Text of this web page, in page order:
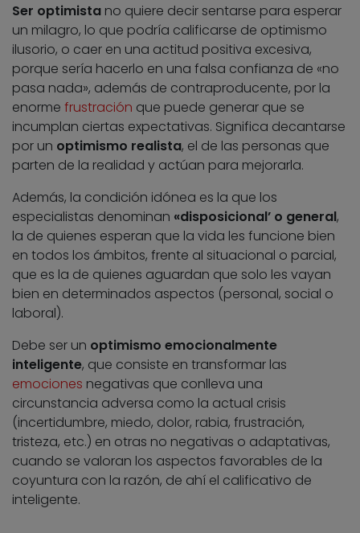
Ser optimista no quiere decir sentarse para esperar
un milagro, lo que podría calificarse de optimismo
ilusorio, o caer en una actitud positiva excesiva,
porque sería hacerlo en una falsa confianza de «no
pasa nada», además de contraproducente, por la
enorme frustración que puede generar que se
incumplan ciertas expectativas. Significa decantarse
por un optimismo realista, el de las personas que
parten de la realidad y actúan para mejorarla.
Además, la condición idónea es la que los
especialistas denominan «disposicional’ o general,
la de quienes esperan que la vida les funcione bien
en todos los ámbitos, frente al situacional o parcial,
que es la de quienes aguardan que solo les vayan
bien en determinados aspectos (personal, social o
laboral).
Debe ser un optimismo emocionalmente
inteligente, que consiste en transformar las
emociones negativas que conlleva una
circunstancia adversa como la actual crisis
(incertidumbre, miedo, dolor, rabia, frustración,
tristeza, etc.) en otras no negativas o adaptativas,
cuando se valoran los aspectos favorables de la
coyuntura con la razón, de ahí el calificativo de
inteligente.